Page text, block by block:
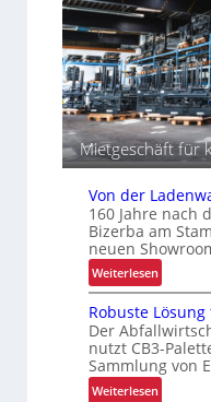
n
t
ä
t
e
n
t
r
a
l
o
g
i
s
i
k
Mietgeschäft für
Von der
160 Jahre nach
Bizerba am
neuen
Weiterlesen:
V
o
n
d
e
r
Robuste
Der
nutzt CB3-
Sammlung von
Weiterlesen: